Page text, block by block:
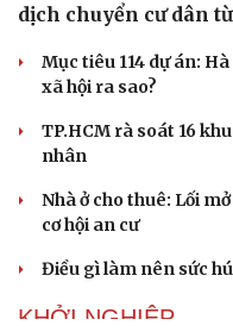
dịch chuyển cư dân
Mục tiêu 114 dự án:
xã hội ra sao?
TP.HCM rà soát 16
nhân
Nhà ở cho thuê: Lối
cơ hội an cư
Điều gì làm nên sức
KHỞI NGHIỆP